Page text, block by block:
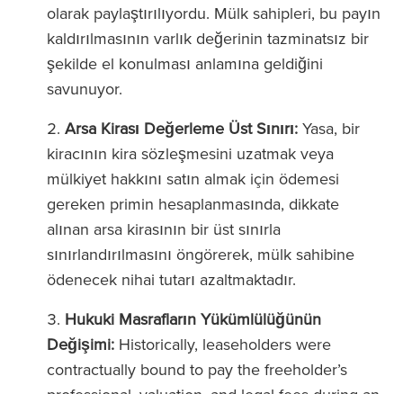
olarak paylaştırılıyordu. Mülk sahipleri, bu payın
kaldırılmasının varlık değerinin tazminatsız bir
şekilde el konulması anlamına geldiğini
savunuyor.
Arsa Kirası Değerleme Üst Sınırı: Yasa, bir
kiracının kira sözleşmesini uzatmak veya
mülkiyet hakkını satın almak için ödemesi
gereken primin hesaplanmasında, dikkate
alınan arsa kirasının bir üst sınırla
sınırlandırılmasını öngörerek, mülk sahibine
ödenecek nihai tutarı azaltmaktadır.
Hukuki Masrafların Yükümlülüğünün
Değişimi: Historically, leaseholders were
contractually bound to pay the freeholder’s